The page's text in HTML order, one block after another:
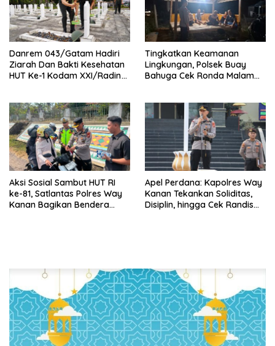
Danrem 043/Gatam Hadiri
Ziarah Dan Bakti Kesehatan
HUT Ke-1 Kodam XXI/Radin
Tingkatkan Keamanan
Lingkungan, Polsek Buay
Bahuga Cek Ronda Malam
Aksi Sosial Sambut HUT RI
ke-81, Satlantas Polres Way
Kanan Bagikan Bendera
Apel Perdana: Kapolres Way
Kanan Tekankan Soliditas,
Disiplin, hingga Cek Randis